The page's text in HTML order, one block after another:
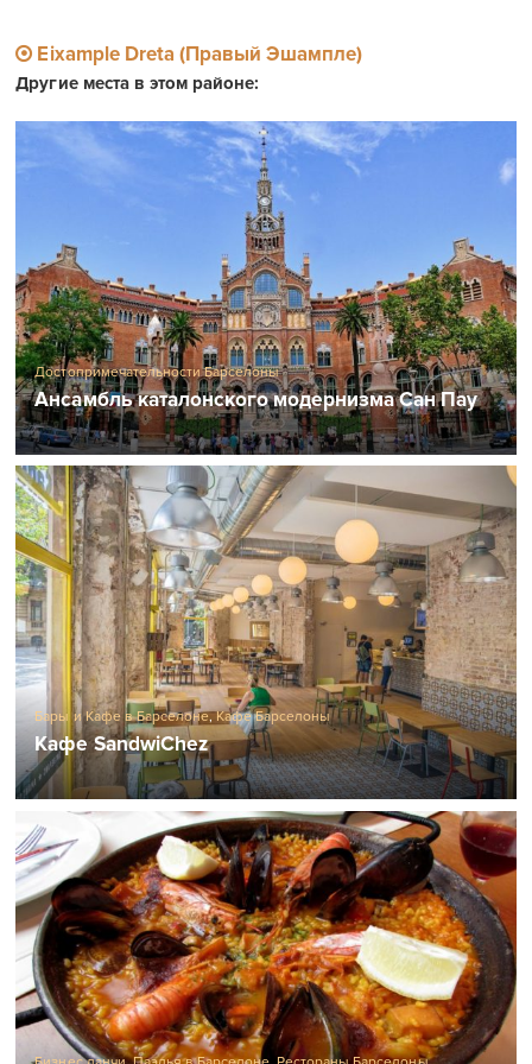
Eixample Dreta (Правый Эшампле)
Другие места в этом районе:
Достопримечательности Барселоны
Ансамбль каталонского модернизма Сан Пау
Бары и Кафе в Барселоне,Кафе Барселоны
Кафе SandwiChez